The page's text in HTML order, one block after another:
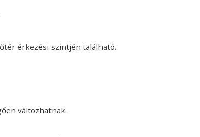
érkezési szintjén található.
változhatnak.